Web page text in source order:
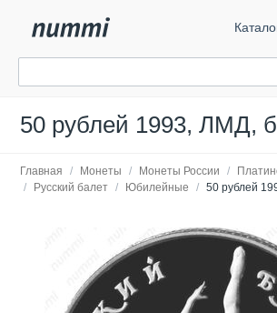
50 рублей 1993, ЛМД,
Главная / Монеты / Монеты России /
/
Русский балет / Юбилейные / 50 рублей